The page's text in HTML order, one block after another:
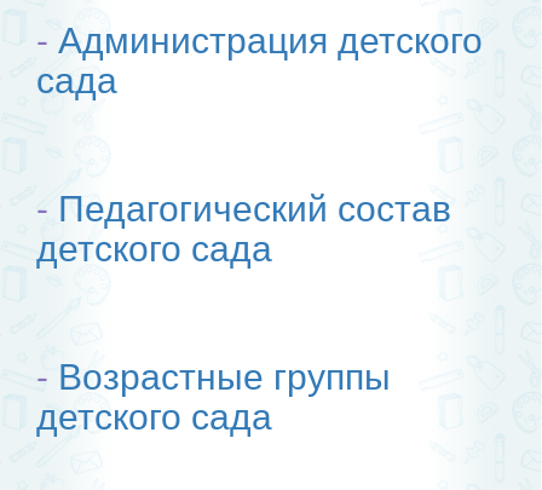
- Администрация детского
сада
- Педагогический состав
детского сада
- Возрастные группы
детского сада